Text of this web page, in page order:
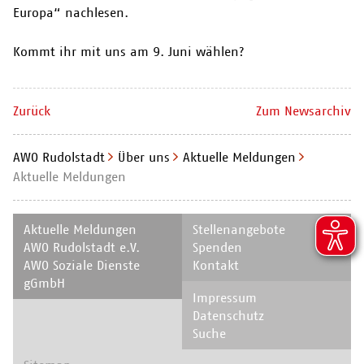
Europa“ nachlesen.
Kommt ihr mit uns am 9. Juni wählen?
Zurück Zum Newsarchiv
AWO Rudolstadt Über uns
Aktuelle Meldungen
Aktuelle Meldungen
Navigation
überspringen
Aktuelle Meldungen
AWO Rudolstadt e.V.
AWO Soziale Dienste
gGmbH
Navigation
überspringen
Stellenangebote
Spenden
Kontakt
Navigation
überspringen
Impressum
Datenschutz
Suche